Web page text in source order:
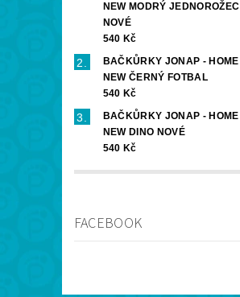
NEW MODRÝ JEDNOROŽEC
NOVÉ
540 Kč
BAČKŮRKY JONAP - HOME
NEW ČERNÝ FOTBAL
540 Kč
BAČKŮRKY JONAP - HOME
NEW DINO NOVÉ
540 Kč
FACEBOOK